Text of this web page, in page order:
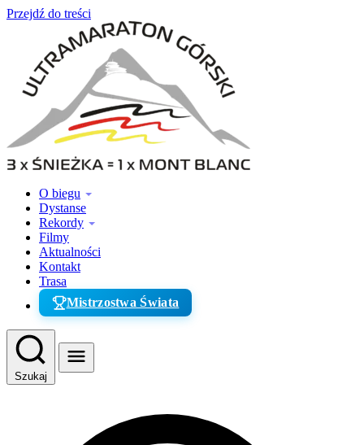
Przejdź do treści
O biegu
Dystanse
Rekordy
Filmy
Aktualności
Kontakt
Trasa
Mistrzostwa Świata
Szukaj